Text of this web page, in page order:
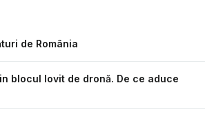
de România
blocul lovit de dronă. De ce aduce